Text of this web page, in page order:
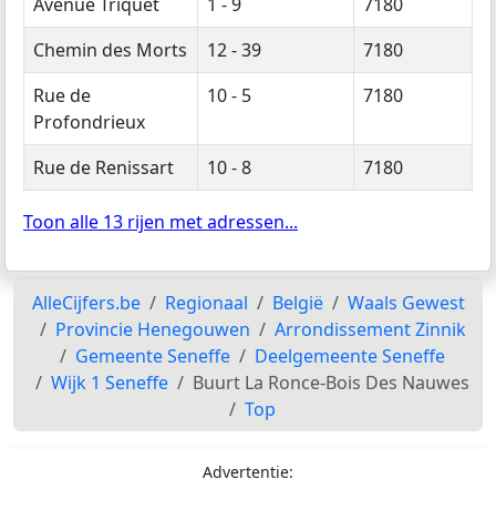
Chemin des Morts
12 - 39
7180
Rue de
Profondrieux
10 - 5 7180
Rue de Renissart 10 - 8 7180
Toon alle 13 rijen met adressen...
AlleCijfers.be Regionaal België
Waals Gewest
Provincie Henegouwen
Arrondissement Zinnik
Gemeente Seneffe
Deelgemeente Seneffe
Wijk 1 Seneffe
Buurt La Ronce-Bois Des Nauwes
Top
Advertentie: